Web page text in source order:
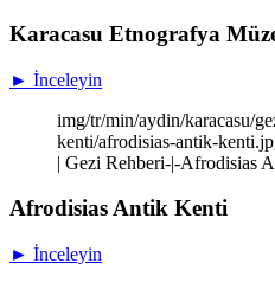
Karacasu Etnografya
► İnceleyin
img/tr/min/aydin/karacasu/
kenti/afrodisias-antik-
| Gezi Rehberi-|-Afrodisias
Afrodisias Antik Kenti
► İnceleyin